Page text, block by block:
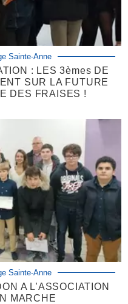
Sainte-Anne
: LES 3èmes DE
SUR LA FUTURE
DES FRAISES !
Sainte-Anne
A L’ASSOCIATION
MARCHE